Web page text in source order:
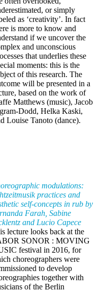
or simply
as ‘creativity’. In fact
is more to know and
if we uncover the
and unconscious
that underlies these
moments: this is the
of this research. The
will be presented in a
based on the work of
Matthews (music), Jacob
Dodd, Helka Kaski,
Louise Tanoto (dance).
modulations:
practices and
self-concepts in rub by
Farah, Sabine
and Lucio Capece
lecture looks back at the
SONOR : MOVING
festival in 2016, for
choreographers were
to develop
together with
of the Berlin